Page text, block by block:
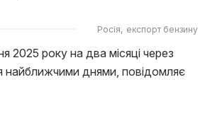
Росія експорт бензину
2025 року на два місяці через
найближчими днями, повідомляє